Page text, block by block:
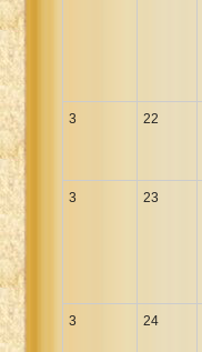
3 22
3 23
3 24